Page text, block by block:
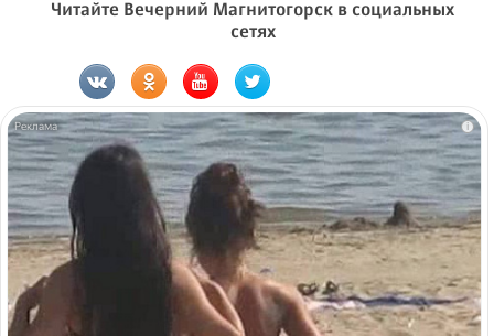
Читайте Вечерний Магнитогорск в социальных
сетях
i